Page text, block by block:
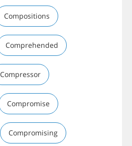
Compositions
Comprehended
Compressor
Compromise
Compromising